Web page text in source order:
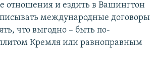
отношения и ездить в Вашингтон
международные договоры
что выгодно – быть по-
Кремля или равноправным